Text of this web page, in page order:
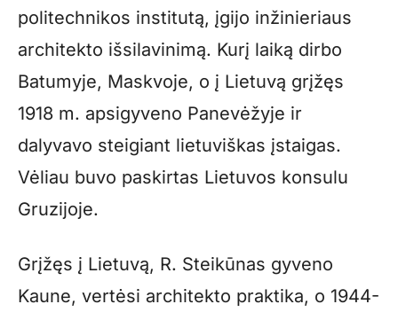
politechnikos institutą, įgijo inžinieriaus
architekto išsilavinimą. Kurį laiką dirbo
Batumyje, Maskvoje, o į Lietuvą grįžęs
1918 m. apsigyveno Panevėžyje ir
dalyvavo steigiant lietuviškas įstaigas.
Vėliau buvo paskirtas Lietuvos konsulu
Gruzijoje.
Grįžęs į Lietuvą, R. Steikūnas gyveno
Kaune, vertėsi architekto praktika, o 1944-